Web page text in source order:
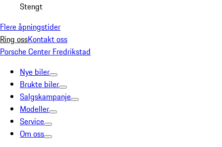
Stengt
Flere åpningstider
Ring ossKontakt oss
Porsche Center Fredrikstad
Nye biler
Brukte biler
Salgskampanje
Modeller
Service
Om oss